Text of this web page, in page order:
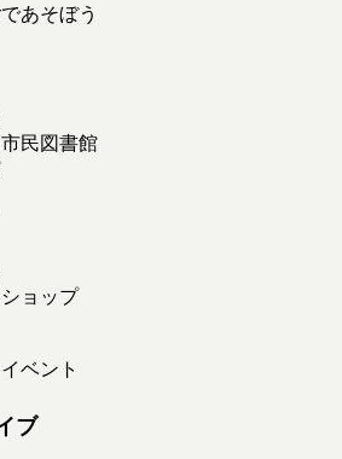
あそぼう
民図書館
ョップ
ベント
ブ